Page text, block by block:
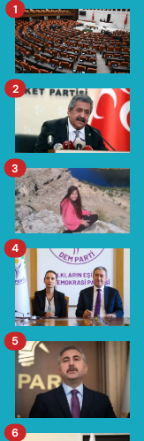
1
2
3
4
5
6